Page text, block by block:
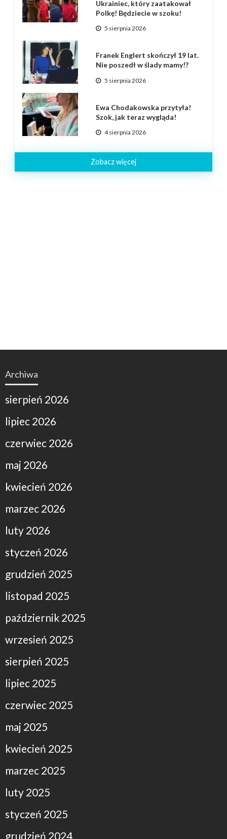
Ukrainiec, który zaatakował
Polkę! Będziecie w szoku!
5 sierpnia 2026
Franek Englert skończył 19 lat.
Nie poszedł w ślady mamy!?
5 sierpnia 2026
Ewa Chodakowska przytyła!
Szok, jak teraz wygląda!
4 sierpnia 2026
Zobacz więcej
Archiwa
sierpień 2026
lipiec 2026
czerwiec 2026
maj 2026
kwiecień 2026
marzec 2026
luty 2026
styczeń 2026
grudzień 2025
listopad 2025
październik 2025
wrzesień 2025
sierpień 2025
lipiec 2025
czerwiec 2025
maj 2025
kwiecień 2025
marzec 2025
luty 2025
styczeń 2025
grudzień 2024